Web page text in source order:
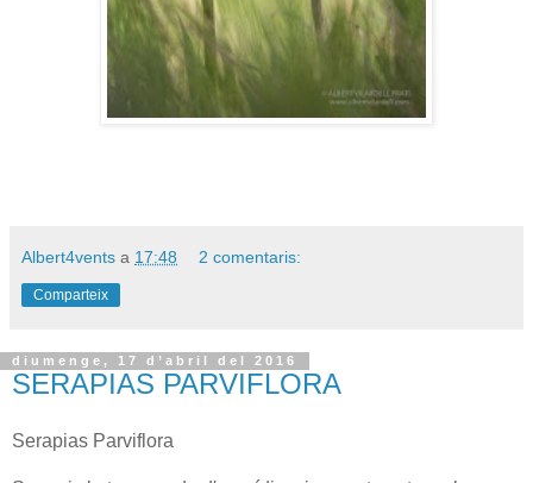
Albert4vents a 17:48 2 comentaris:
Comparteix
diumenge, 17 d’abril del 2016
SERAPIAS PARVIFLORA
Serapias Parviflora